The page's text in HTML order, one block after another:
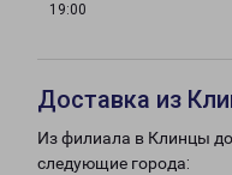
19:00
Доставка из
Из филиала в Клинцы
следующие города: